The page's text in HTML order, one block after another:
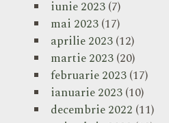
iunie 2023(7)
mai 2023(17)
aprilie 2023(12)
martie 2023(20)
februarie 2023(17)
ianuarie 2023(10)
decembrie 2022 (11)